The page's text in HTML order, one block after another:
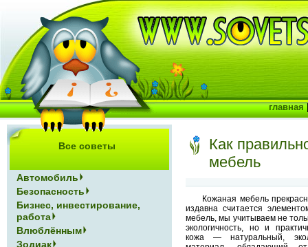
Как
мебель
Кожаная мебель
издавна считается
мебель, мы учитываем не
экологичность, но и
кожа — натуральный,
Все советы
Автомобиль
Безопасность
Бизнес, инвестирование,
работа
Влюблённым
Зодиак
главная